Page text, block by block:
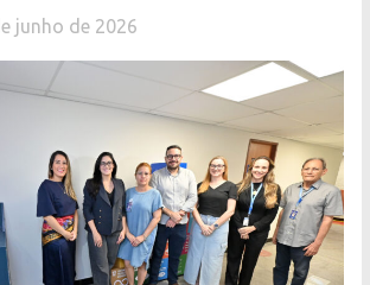
junho de 2026